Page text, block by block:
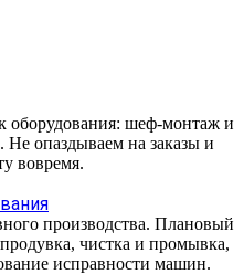
оборудования: шеф-монтаж и
Не опаздываем на заказы и
вовремя.
производства. Плановый
чистка и промывка,
исправности машин.